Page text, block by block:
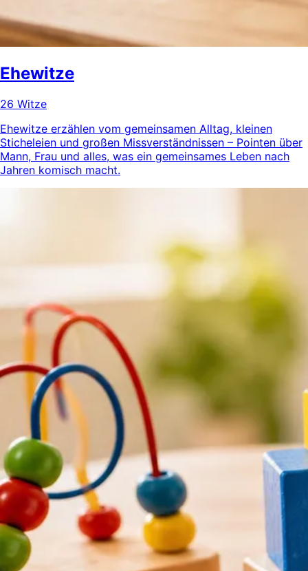
Ehewitze
26 Witze
Ehewitze erzählen vom gemeinsamen Alltag, kleinen
Sticheleien und großen Missverständnissen – Pointen über
Mann, Frau und alles, was ein gemeinsames Leben nach
Jahren komisch macht.